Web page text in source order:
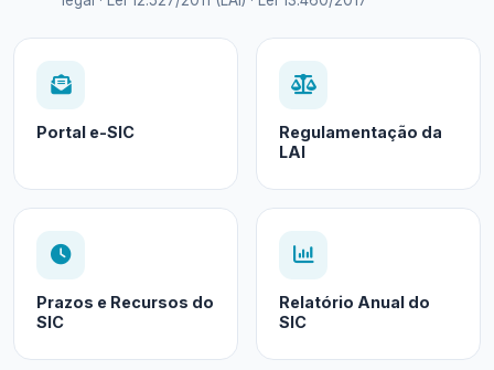
Portal e-SIC
Regulamentação da
LAI
Prazos e Recursos do
SIC
Relatório Anual do
SIC